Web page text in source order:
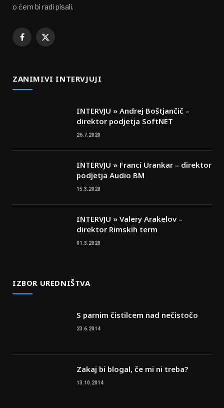
o čem bi radi pisali.
Facebook
X
ZANIMIVI INTERVJUJI
INTERVJU » Andrej Boštjančič –
direktor podjetja SoftNET
26.7.2020
INTERVJU » Franci Urankar – direktor
podjetja Audio BM
15.3.2020
INTERVJU » Valery Arakelov –
direktor Rimskih term
01.3.2020
IZBOR UREDNIŠTVA
S parnim čistilcem nad nečistočo
23.6.2014
Zakaj bi blogal, če mi ni treba?
13.10.2014